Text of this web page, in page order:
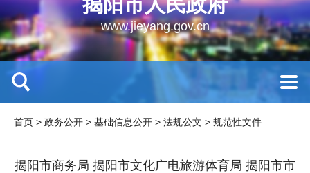
www.jieyang.gov.cn
首页 > 政务公开 > 基础信息公开 > 法规公文 > 规范性文件
揭阳市商务局 揭阳市文化广电旅游体育局 揭阳市市